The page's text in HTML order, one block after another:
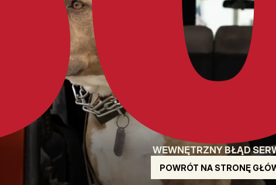
WEWNĘTRZNY BŁĄD
POWRÓT NA STRONĘ